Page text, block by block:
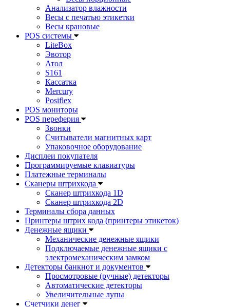
Анализатор влажности
Весы с печатью этикетки
Весы крановые
POS системы
LiteBox
Эвотор
Атол
S161
Кассатка
Mercury
Posiflex
POS мониторы
POS переферия
Звонки
Считыватели магнитных карт
Упаковочное оборудование
Дисплеи покупателя
Программируемые клавиатуры
Платежные терминалы
Сканеры штрихкода
Сканер штрихкода 1D
Сканер штрихкода 2D
Терминалы сбора данных
Принтеры штрих кода (принтеры этикеток)
Денежные ящики
Механические денежные ящики
Подключаемые денежные ящики с
электромеханическим замком
Детекторы банкнот и документов
Просмотровые (ручные) детекторы
Автоматические детекторы
Увеличительные лупы
Счетчики денег